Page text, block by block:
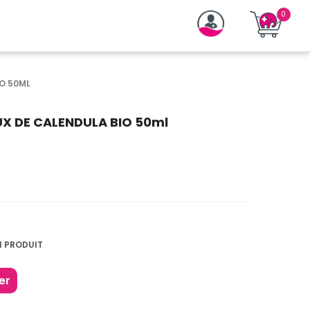
50ML
DE CALENDULA BIO 50ml
PRODUIT